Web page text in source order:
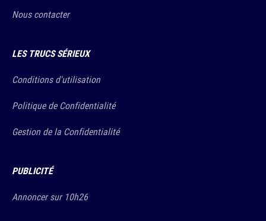
Nous contacter
LES TRUCS SÉRIEUX
Conditions d'utilisation
Politique de Confidentialité
Gestion de la Confidentialité
PUBLICITÉ
Annoncer sur 10h26